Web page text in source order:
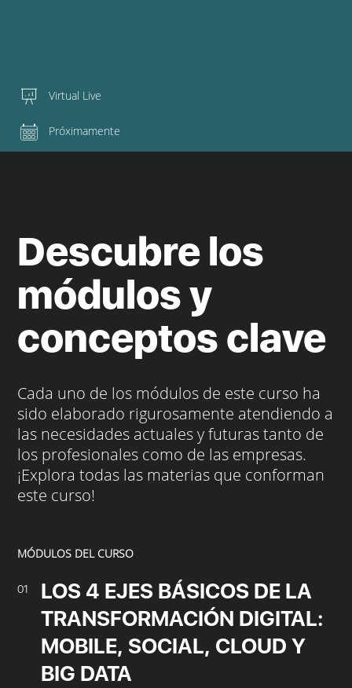
Virtual Live
Próximamente
Descubre los
módulos y
conceptos clave
Cada uno de los módulos de este curso ha
sido elaborado rigurosamente atendiendo a
las necesidades actuales y futuras tanto de
los profesionales como de las empresas.
¡Explora todas las materias que conforman
este curso!
MÓDULOS DEL CURSO
01
LOS 4 EJES BÁSICOS DE LA
TRANSFORMACIÓN DIGITAL:
MOBILE, SOCIAL, CLOUD Y
BIG DATA